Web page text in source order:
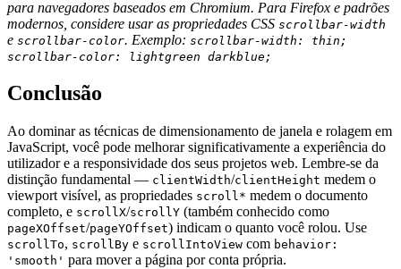
para navegadores baseados em Chromium. Para Firefox e padrões
modernos, considere usar as propriedades CSS scrollbar-width
e scrollbar-color. Exemplo: scrollbar-width: thin;
scrollbar-color: lightgreen darkblue;
Conclusão
Ao dominar as técnicas de dimensionamento de janela e rolagem em
JavaScript, você pode melhorar significativamente a experiência do
utilizador e a responsividade dos seus projetos web. Lembre-se da
distinção fundamental — clientWidth/clientHeight medem o
viewport visível, as propriedades scroll* medem o documento
completo, e scrollX/scrollY (também conhecido como
pageXOffset/pageYOffset) indicam o quanto você rolou. Use
scrollTo, scrollBy e scrollIntoView com behavior:
'smooth' para mover a página por conta própria.